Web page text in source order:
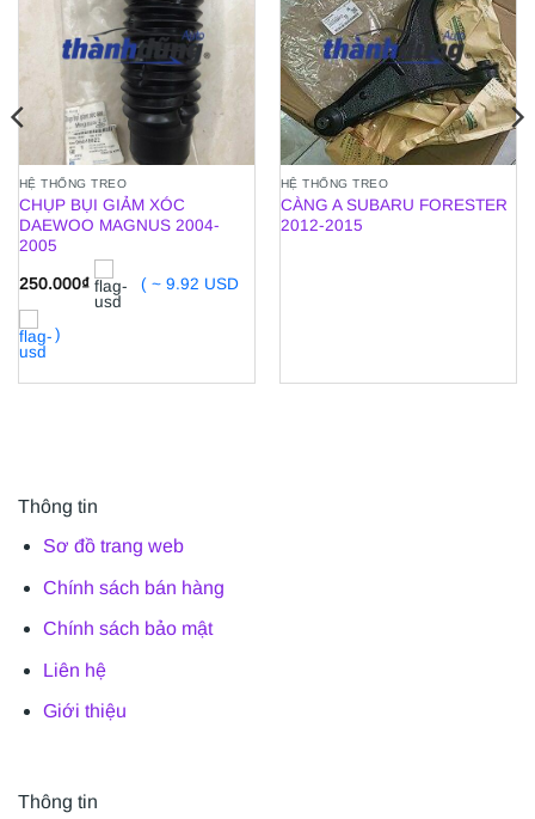
HỆ THỐNG TREO
CHỤP BỤI GIẢM XÓC
DAEWOO MAGNUS 2004-
2005
250.000₫ ( ~ 9.92 USD
)
HỆ THỐNG TREO
CÀNG A SUBARU FORESTER
2012-2015
Thông tin
Sơ đồ trang web
Chính sách bán hàng
Chính sách bảo mật
Liên hệ
Giới thiệu
Thông tin